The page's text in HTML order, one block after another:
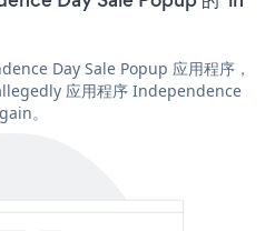
Day Sale Popup 应用程序，
应用程序 Independence
。